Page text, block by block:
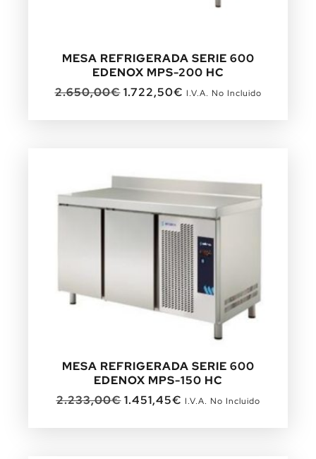
MESA REFRIGERADA SERIE 600
EDENOX MPS-200 HC
2.650,00€ 1.722,50€ I.V.A. No Incluido
MESA REFRIGERADA SERIE 600
EDENOX MPS-150 HC
2.233,00€ 1.451,45€ I.V.A. No Incluido